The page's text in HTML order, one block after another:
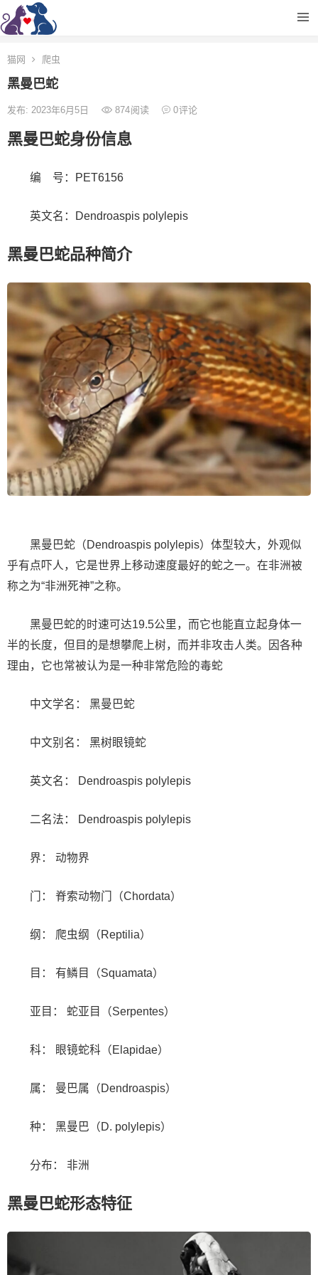
猫网 爬虫
黑曼巴蛇
发布: 2023年6月5日 874阅读 0评论
黑曼巴蛇身份信息
编 号：PET6156
英文名：Dendroaspis polylepis
黑曼巴蛇品种简介
黑曼巴蛇（Dendroaspis polylepis）体型较大，外观似
乎有点吓人，它是世界上移动速度最好的蛇之一。在非洲被
称之为“非洲死神”之称。
黑曼巴蛇的时速可达19.5公里，而它也能直立起身体一
半的长度，但目的是想攀爬上树，而并非攻击人类。因各种
理由，它也常被认为是一种非常危险的毒蛇
中文学名： 黑曼巴蛇
中文别名： 黑树眼镜蛇
英文名： Dendroaspis polylepis
二名法： Dendroaspis polylepis
界： 动物界
门： 脊索动物门（Chordata）
纲： 爬虫纲（Reptilia）
目： 有鳞目（Squamata）
亚目： 蛇亚目（Serpentes）
科： 眼镜蛇科（Elapidae）
属： 曼巴属（Dendroaspis）
种： 黑曼巴（D. polylepis）
分布： 非洲
黑曼巴蛇形态特征